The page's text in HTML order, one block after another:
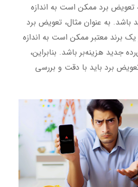
تعویض برد ممکن است به اندازه
به عنوان مثال، تعویض برد
برند معتبر ممکن است به اندازه
جدید هزینه‌بر باشد. بنابراین،
برد باید با دقت و بررسی